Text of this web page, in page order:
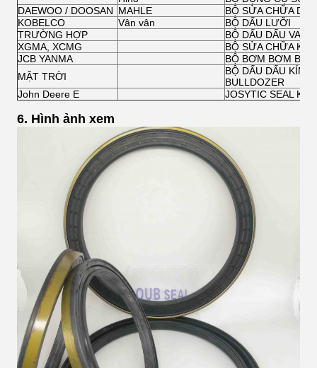
DAEWOO / DOOSAN MAHLE
BỘ SỬA CHỮA
KOBELCO
Vân vân
BỘ DẤU LƯỠI
TRƯỜNG HỢP
BỘ DẤU DẤU VAN
XGMA, XCMG
BỘ SỬA CHỮA
JCB YANMA
BỘ BƠM BƠM BÊ
MẶT TRỜI
BỘ DẤU DẤU KÍNH
BULLDOZER
John Deere E
JOSYTIC SEAL KIT
6. Hình ảnh xem